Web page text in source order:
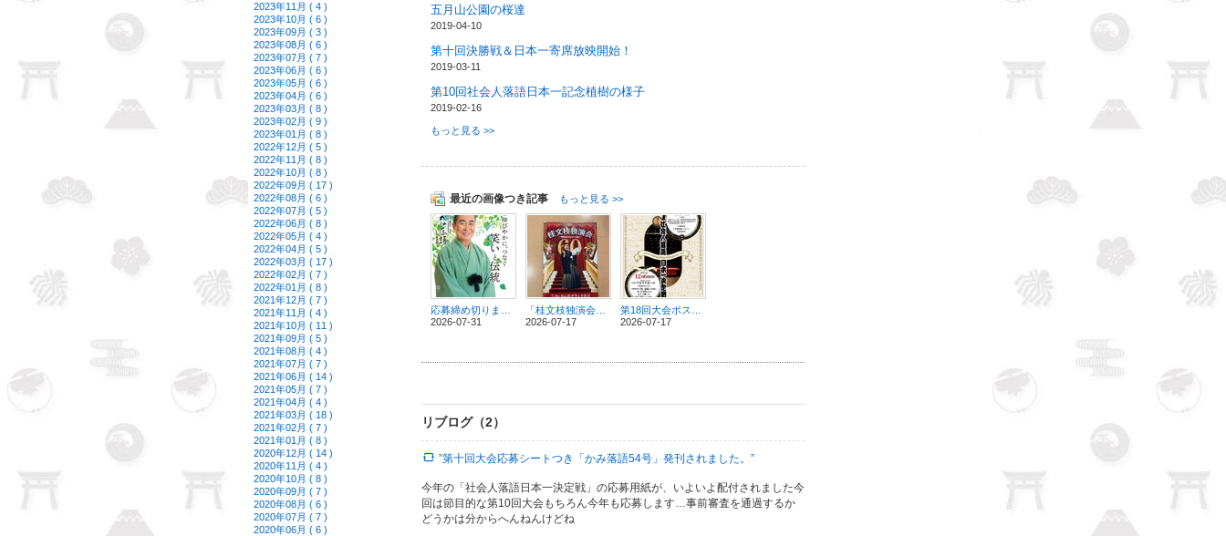
2023年11月 ( 4 )
2023年10月 ( 6 )
2023年09月 ( 3 )
2023年08月 ( 6 )
2023年07月 ( 7 )
2023年06月 ( 6 )
2023年05月 ( 6 )
2023年04月 ( 6 )
2023年03月 ( 8 )
2023年02月 ( 9 )
2023年01月 ( 8 )
2022年12月 ( 5 )
2022年11月 ( 8 )
2022年10月 ( 8 )
2022年09月 ( 17 )
2022年08月 ( 6 )
2022年07月 ( 5 )
2022年06月 ( 8 )
2022年05月 ( 4 )
2022年04月 ( 5 )
2022年03月 ( 17 )
2022年02月 ( 7 )
2022年01月 ( 8 )
2021年12月 ( 7 )
2021年11月 ( 4 )
2021年10月 ( 11 )
2021年09月 ( 5 )
2021年08月 ( 4 )
2021年07月 ( 7 )
2021年06月 ( 14 )
2021年05月 ( 7 )
2021年04月 ( 4 )
2021年03月 ( 18 )
2021年02月 ( 7 )
2021年01月 ( 8 )
2020年12月 ( 14 )
2020年11月 ( 4 )
2020年10月 ( 8 )
2020年09月 ( 7 )
2020年08月 ( 6 )
2020年07月 ( 7 )
2020年06月 ( 6 )
五月山公園の桜達
2019-04-10
第十回決勝戦＆日本一寄席放映開始！
2019-03-11
第10回社会人落語日本一記念植樹の様子
2019-02-16
もっと見る >>
最近の画像つき記事 もっと見る >>
2026-07-31
2026-07-17
2026-07-17
リブログ（2）
”第十回大会応募シートつき「かみ落語54号」発刊されました。”
今年の「社会人落語日本一決定戦」の応募用紙が、いよいよ配付されました今
回は節目的な第10回大会もちろん今年も応募します…事前審査を通過するか
どうかは分からへんねんけどね